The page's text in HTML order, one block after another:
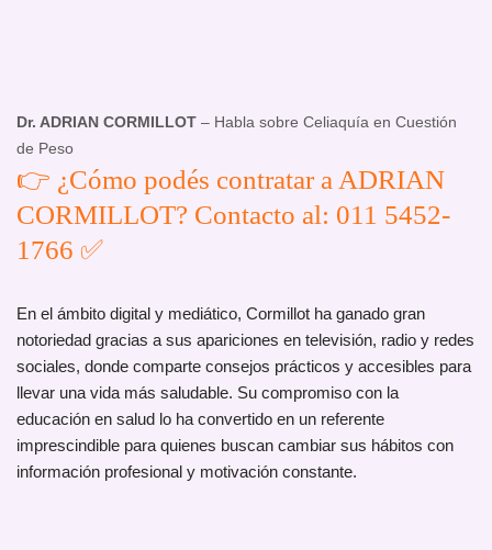
Dr. ADRIAN CORMILLOT – Habla sobre Celiaquía en Cuestión
de Peso
👉 ¿Cómo podés contratar a ADRIAN
CORMILLOT? Contacto al: 011 5452-
1766 ✅
En el ámbito digital y mediático, Cormillot ha ganado gran
notoriedad gracias a sus apariciones en televisión, radio y redes
sociales, donde comparte consejos prácticos y accesibles para
llevar una vida más saludable. Su compromiso con la
educación en salud lo ha convertido en un referente
imprescindible para quienes buscan cambiar sus hábitos con
información profesional y motivación constante.